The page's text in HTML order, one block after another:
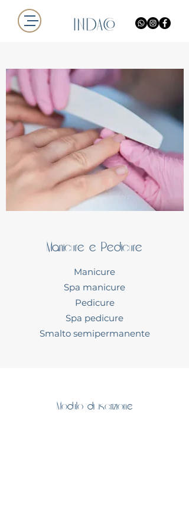
Manicure e Pedicure
Manicure
Spa manicure
Pedicure
Spa pedicure
Smalto semipermanente
Modulo di iscrizione